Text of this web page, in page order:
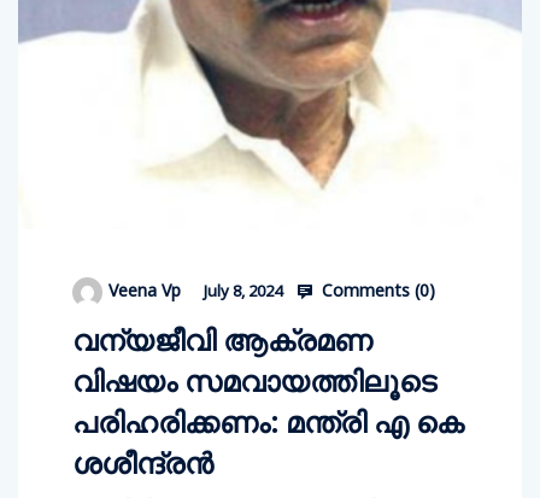
Veena Vp July 8, 2024 Comments (0)
വന്യജീവി ആക്രമണ
വിഷയം സമവായത്തിലൂടെ
പരിഹരിക്കണം: മന്ത്രി എ കെ
ശശീന്ദ്രന്‍